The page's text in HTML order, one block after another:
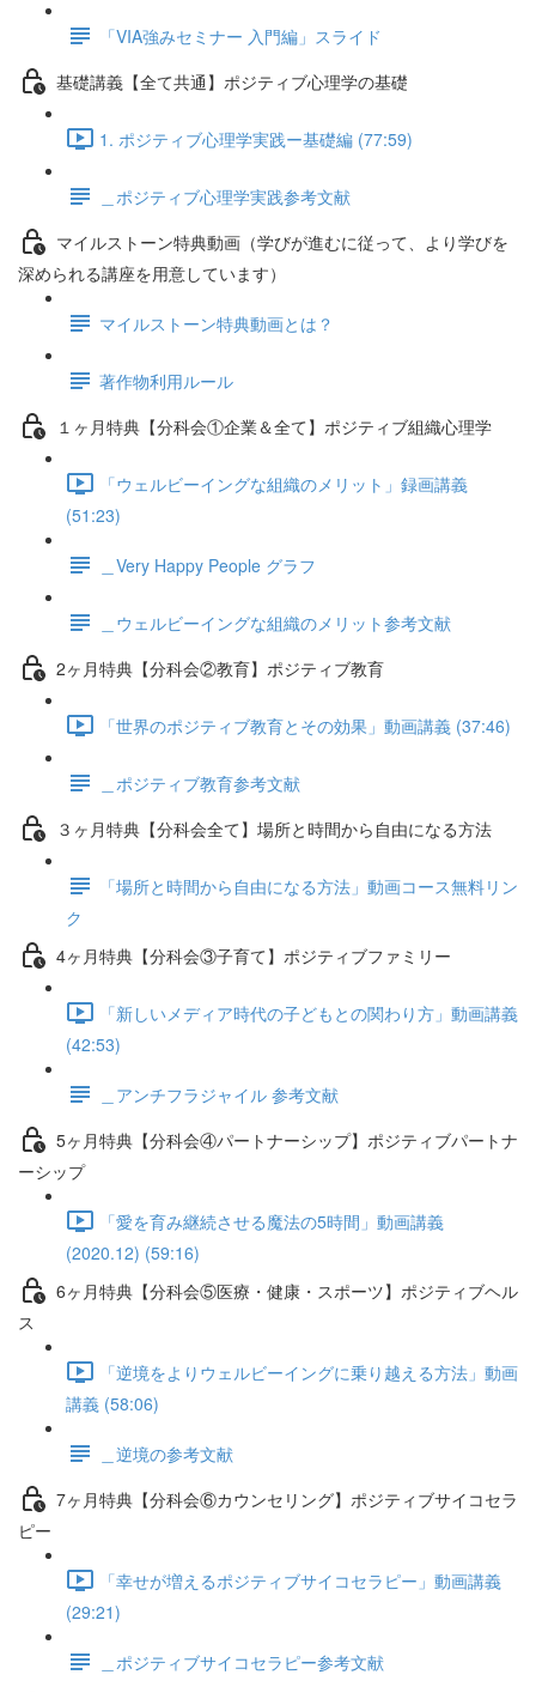
「VIA強みセミナー 入門編」スライド
基礎講義【全て共通】ポジティブ心理学の基礎
1. ポジティブ心理学実践ー基礎編 (77:59)
＿ポジティブ心理学実践参考文献
マイルストーン特典動画（学びが進むに従って、より学びを
深められる講座を用意しています）
マイルストーン特典動画とは？
著作物利用ルール
１ヶ月特典【分科会①企業＆全て】ポジティブ組織心理学
「ウェルビーイングな組織のメリット」録画講義
(51:23)
＿Very Happy People グラフ
＿ウェルビーイングな組織のメリット参考文献
2ヶ月特典【分科会②教育】ポジティブ教育
「世界のポジティブ教育とその効果」動画講義 (37:46)
＿ポジティブ教育参考文献
３ヶ月特典【分科会全て】場所と時間から自由になる方法
「場所と時間から自由になる方法」動画コース無料リン
ク
4ヶ月特典【分科会③子育て】ポジティブファミリー
「新しいメディア時代の子どもとの関わり方」動画講義
(42:53)
＿アンチフラジャイル 参考文献
5ヶ月特典【分科会④パートナーシップ】ポジティブパートナ
ーシップ
「愛を育み継続させる魔法の5時間」動画講義
(2020.12) (59:16)
6ヶ月特典【分科会⑤医療・健康・スポーツ】ポジティブヘル
ス
「逆境をよりウェルビーイングに乗り越える方法」動画
講義 (58:06)
＿逆境の参考文献
7ヶ月特典【分科会⑥カウンセリング】ポジティブサイコセラ
ピー
「幸せが増えるポジティブサイコセラピー」動画講義
(29:21)
＿ポジティブサイコセラピー参考文献